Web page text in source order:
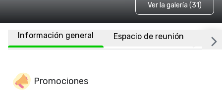
Ver la galería (31)
Información general Espacio de reunión
Promociones